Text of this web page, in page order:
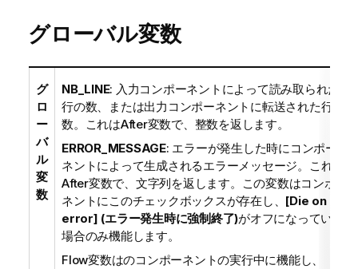
グローバル変数
グ
ロ
ー
バ
ル
変
数
NB_LINE: 入力コンポーネントによって読み取られた
行の数、または出力コンポーネントに転送された行の
数。これはAfter変数で、整数を返します。
ERROR_MESSAGE: エラーが発生した時にコンポー
ネントによって生成されるエラーメッセージ。これは
After変数で、文字列を返します。この変数はコンポー
ネントにこのチェックボックスが存在し、 [Die on
error] (エラー発生時に強制終了)がオフになっている
場合のみ機能します。
Flow変数はのコンポーネントの実行中に機能し、